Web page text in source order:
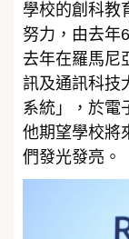
學校的創科教
努力，由去年
去年在羅馬尼
訊及通訊科技
系統」，於電
他期望學校將
們發光發亮。